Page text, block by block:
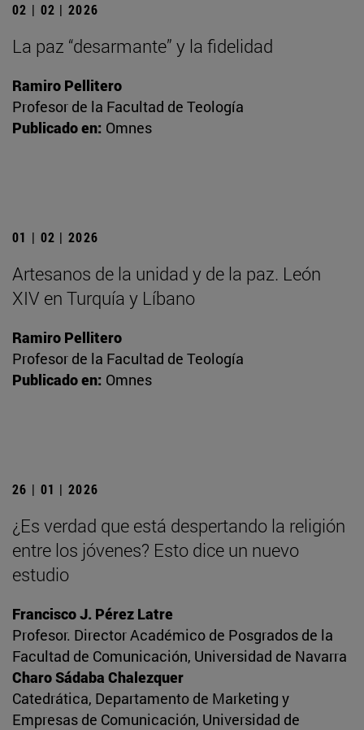
02 | 02 | 2026
La paz “desarmante” y la fidelidad
Ramiro Pellitero
Profesor de la Facultad de Teología
Publicado en: Omnes
01 | 02 | 2026
Artesanos de la unidad y de la paz. León
XIV en Turquía y Líbano
Ramiro Pellitero
Profesor de la Facultad de Teología
Publicado en: Omnes
26 | 01 | 2026
¿Es verdad que está despertando la religión
entre los jóvenes? Esto dice un nuevo
estudio
Francisco J. Pérez Latre
Profesor. Director Académico de Posgrados de la
Facultad de Comunicación, Universidad de Navarra
Charo Sádaba Chalezquer
Catedrática, Departamento de Marketing y
Empresas de Comunicación, Universidad de